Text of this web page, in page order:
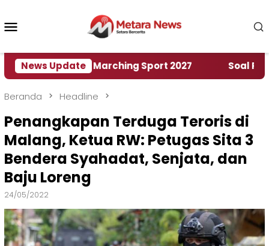
konten
News Update
World Marching Sport 2027 ‎Soal Rencana
Beranda Headline
Penangkapan Terduga Teroris di
Malang, Ketua RW: Petugas Sita 3
Bendera Syahadat, Senjata, dan
Baju Loreng
24/05/2022